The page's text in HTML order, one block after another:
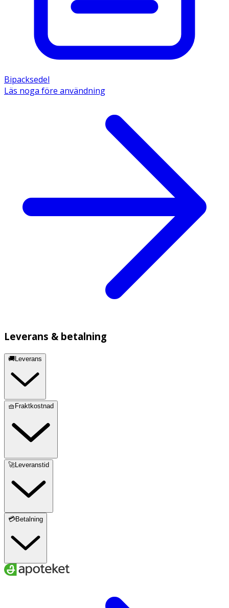
Bipacksedel
Läs noga före användning
Leverans & betalning
🚚Leverans
🧺Fraktkostnad
🚀Leveranstid
💳Betalning